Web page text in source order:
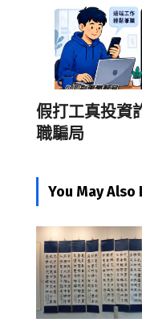
假打工真投資
職騙局
You May Also